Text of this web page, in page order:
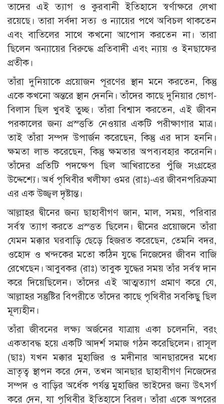
তাদের এই ত্যাগ ও কুরবানী ইতিহাসে স্বর্ণাক্ষরে লেখা
রয়েছে। তারা সর্বদা সত্য ও ন্যায়ের পথে অবিচল থাকতেন
এবং বাতিলের সাথে কখনো আপোস করতেন না। তারা
ছিলেন অন্যায়ের বিরুদ্ধে প্রতিবাদী এবং ন্যায় ও ইনছাফের
প্রতীক।
তাঁরা দুনিয়াকে প্রয়োজন পূরণের স্থান মনে করতেন, কিন্তু
একে কখনো অন্তরে স্থান দেননি। তাঁদের কাছে দুনিয়ার ভোগ-
বিলাস ছিল খুবই তুচ্ছ। তাঁরা বিশ্বাস করতেন, এই জীবন
পরকালের জন্য প্রস্ত্ততি নেওয়ার একটি পরীক্ষাগার মাত্র।
তাই তাঁরা সম্পদ উপার্জন করেছেন, কিন্তু এর দাস হননি।
ক্ষমতা লাভ করেছেন, কিন্তু ক্ষমতার অপব্যবহার করেননি।
তাঁদের প্রতিটি পদক্ষেপ ছিল আখিরাতের পুঁজি সংগ্রহের
উদ্দেশ্যে। অর্ধ পৃথিবীর খলীফা ওমর (রাঃ)-এর জীবনপরিক্রমা
এর এক উজ্জ্বল দৃষ্টান্ত।
আল্লাহর দ্বীনের জন্য ছাহাবীগণ জান, মাল, সময়, পরিবার
সর্বস্ব ত্যাগ করতে প্রস্ত্তত ছিলেন। দ্বীনের প্রয়োজনে তাঁরা
যেমন মক্কার ঘরবাড়ি ছেড়ে হিজরত করেছেন, তেমনি বদর,
ওহোদ ও খন্দকের মতো কঠিন যুদ্ধে নিজেদের জীবন বাজি
রেখেছেন। আবুবকর (রাঃ) তাবুক যুদ্ধের সময় তাঁর সর্বস্ব দান
করে দিয়েছিলেন। তাঁদের এই আত্মত্যাগ প্রমাণ করে যে,
আল্লাহর সন্তুষ্টির বিপরীতে তাঁদের কাছে পৃথিবীর সবকিছু ছিল
মূল্যহীন।
তাঁরা জীবনের লক্ষ্য অর্জনের যাত্রায় একা চলেননি, বরং
একতাবদ্ধ হয়ে একটি আদর্শ সমাজ গঠন করেছিলেন। রাসূল
(ছাঃ) যখন মক্কার মুহাজির ও মদীনার আনছারদের মধ্যে
ভ্রাতৃত্ব স্থাপন করে দেন, তখন আনছার ছাহাবীগণ নিজেদের
সম্পদ ও বাড়ির অর্ধেক পর্যন্ত মুহাজির ভাইদের জন্য উৎসর্গ
করে দেন, যা পৃথিবীর ইতিহাসে বিরল। তাঁরা একে অপরের